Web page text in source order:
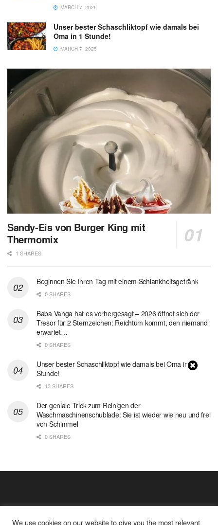
MARCH 7, 2026
Unser bester Schaschliktopf wie damals bei
Oma in 1 Stunde!
MARCH 7, 2025
Sandy-Eis von Burger King mit
Thermomix
1 SHARES
Beginnen Sie Ihren Tag mit einem Schlankheitsgetränk
0 SHARES
Baba Vanga hat es vorhergesagt – 2026 öffnet sich der
Tresor für 2 Sternzeichen: Reichtum kommt, den niemand
erwartet…
0 SHARES
Unser bester Schaschliktopf wie damals bei Oma in 1
Stunde!
13 SHARES
Der geniale Trick zum Reinigen der
Waschmaschinenschublade: Sie ist wieder wie neu und frei
von Schimmel
0 SHARES
We use cookies on our website to give you the most relevant